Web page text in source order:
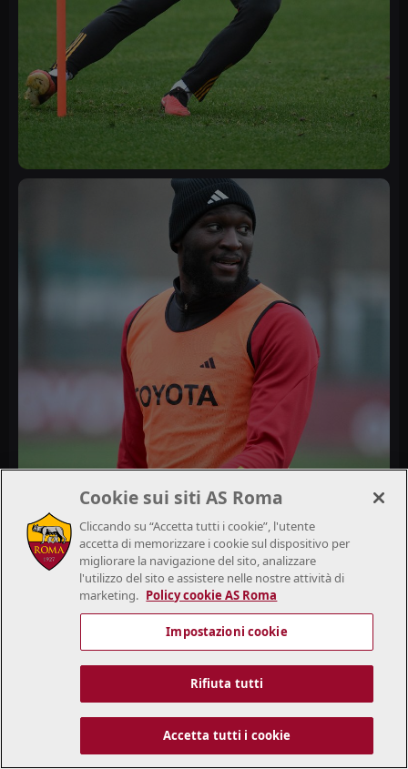
Cookie sui siti AS Roma
Cliccando su “Accetta tutti i cookie”, l'utente
accetta di memorizzare i cookie sul dispositivo per
migliorare la navigazione del sito, analizzare
l'utilizzo del sito e assistere nelle nostre attività di
marketing. Policy cookie AS Roma
Impostazioni cookie
Rifiuta tutti
Accetta tutti i cookie